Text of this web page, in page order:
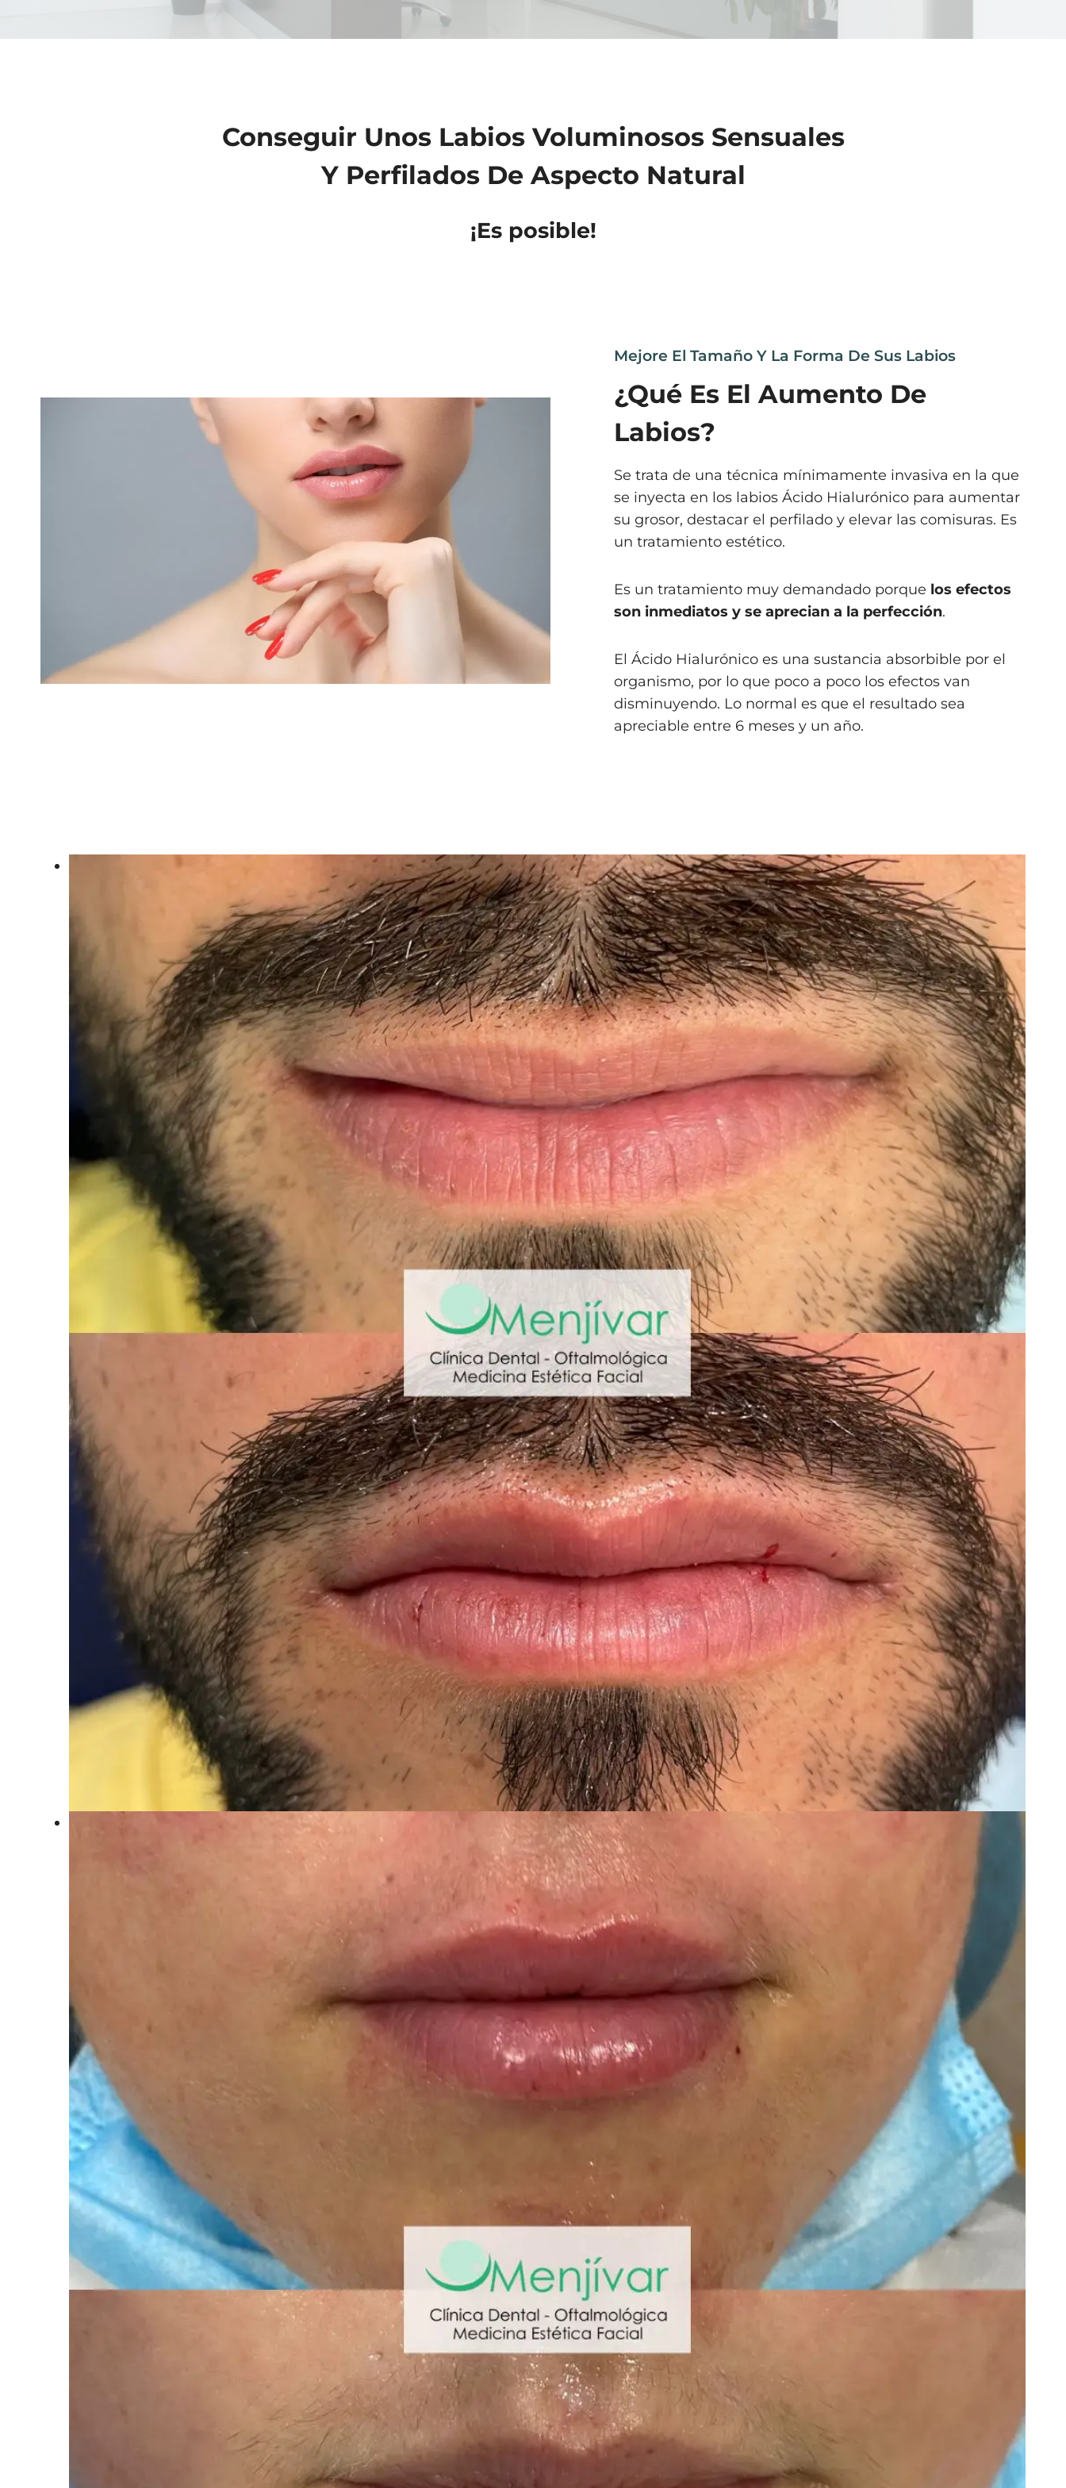
Conseguir Unos Labios Voluminosos Sensuales
Y Perfilados De Aspecto Natural
¡Es posible!
Mejore El Tamaño Y La Forma De Sus Labios
¿Qué Es El Aumento De
Labios?
Se trata de una técnica mínimamente invasiva en la que
se inyecta en los labios Ácido Hialurónico para aumentar
su grosor, destacar el perfilado y elevar las comisuras. Es
un tratamiento estético.
Es un tratamiento muy demandado porque los efectos
son inmediatos y se aprecian a la perfección.
El Ácido Hialurónico es una sustancia absorbible por el
organismo, por lo que poco a poco los efectos van
disminuyendo. Lo normal es que el resultado sea
apreciable entre 6 meses y un año.